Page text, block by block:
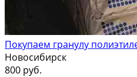
Покупаем гранулу
Новосибирск
800 руб.